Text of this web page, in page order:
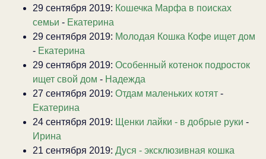
29 сентября 2019: Кошечка Марфа в поисках
семьи - Екатерина
29 сентября 2019: Молодая Кошка Кофе ищет дом
- Екатерина
29 сентября 2019: Особенный котенок подросток
ищет свой дом - Надежда
27 сентября 2019: Отдам маленьких котят -
Екатерина
24 сентября 2019: Щенки лайки - в добрые руки -
Ирина
21 сентября 2019: Дуся - эксклюзивная кошка